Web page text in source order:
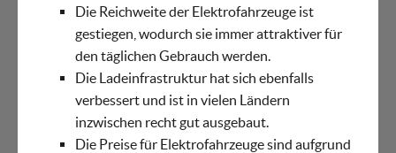
Die Reichweite der Elektrofahrzeuge ist
gestiegen, wodurch sie immer attraktiver für
den täglichen Gebrauch werden.
Die Ladeinfrastruktur hat sich ebenfalls
verbessert und ist in vielen Ländern
inzwischen recht gut ausgebaut.
Die Preise für Elektrofahrzeuge sind aufgrund